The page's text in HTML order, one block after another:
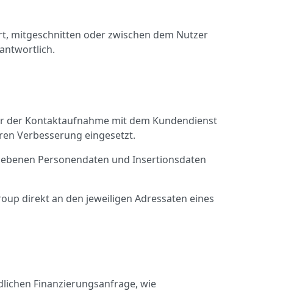
mitgeschnitten oder zwischen dem Nutzer
der Kontaktaufnahme mit dem Kundendienst
Verbesserung eingesetzt.
Personendaten und Insertionsdaten
direkt an den jeweiligen Adressaten eines
Finanzierungsanfrage, wie